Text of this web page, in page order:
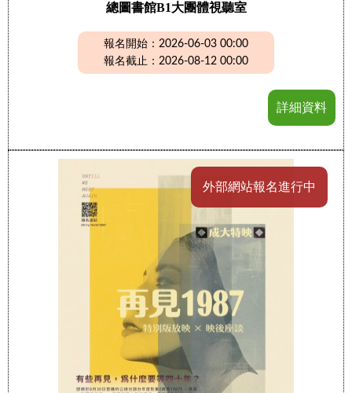
總圖書館B1大團體視聽室
報名開始：2026-06-03 00:00
報名截止：2026-08-12 00:00
詳細資料
外部網站報名進行中